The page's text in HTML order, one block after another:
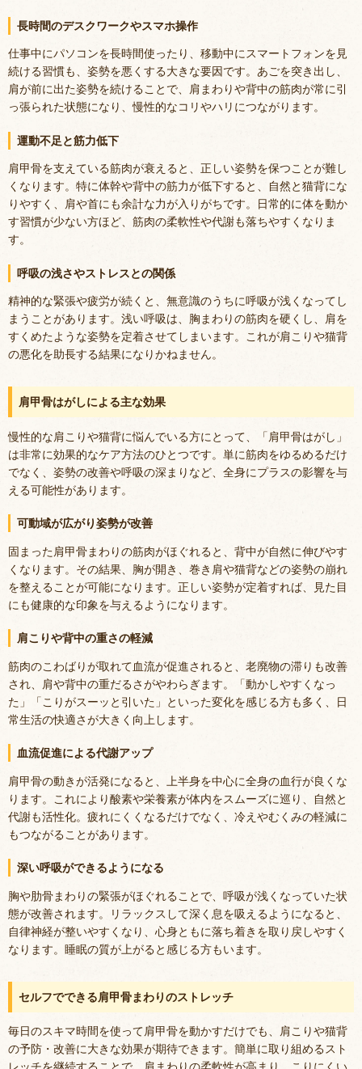
長時間のデスクワークやスマホ操作
仕事中にパソコンを長時間使ったり、移動中にスマートフォンを見
続ける習慣も、姿勢を悪くする大きな要因です。あごを突き出し、
肩が前に出た姿勢を続けることで、肩まわりや背中の筋肉が常に引
っ張られた状態になり、慢性的なコリやハリにつながります。
運動不足と筋力低下
肩甲骨を支えている筋肉が衰えると、正しい姿勢を保つことが難し
くなります。特に体幹や背中の筋力が低下すると、自然と猫背にな
りやすく、肩や首にも余計な力が入りがちです。日常的に体を動か
す習慣が少ない方ほど、筋肉の柔軟性や代謝も落ちやすくなりま
す。
呼吸の浅さやストレスとの関係
精神的な緊張や疲労が続くと、無意識のうちに呼吸が浅くなってし
まうことがあります。浅い呼吸は、胸まわりの筋肉を硬くし、肩を
すくめたような姿勢を定着させてしまいます。これが肩こりや猫背
の悪化を助長する結果になりかねません。
肩甲骨はがしによる主な効果
慢性的な肩こりや猫背に悩んでいる方にとって、「肩甲骨はがし」
は非常に効果的なケア方法のひとつです。単に筋肉をゆるめるだけ
でなく、姿勢の改善や呼吸の深まりなど、全身にプラスの影響を与
える可能性があります。
可動域が広がり姿勢が改善
固まった肩甲骨まわりの筋肉がほぐれると、背中が自然に伸びやす
くなります。その結果、胸が開き、巻き肩や猫背などの姿勢の崩れ
を整えることが可能になります。正しい姿勢が定着すれば、見た目
にも健康的な印象を与えるようになります。
肩こりや背中の重さの軽減
筋肉のこわばりが取れて血流が促進されると、老廃物の滞りも改善
され、肩や背中の重だるさがやわらぎます。「動かしやすくなっ
た」「こりがスーッと引いた」といった変化を感じる方も多く、日
常生活の快適さが大きく向上します。
血流促進による代謝アップ
肩甲骨の動きが活発になると、上半身を中心に全身の血行が良くな
ります。これにより酸素や栄養素が体内をスムーズに巡り、自然と
代謝も活性化。疲れにくくなるだけでなく、冷えやむくみの軽減に
もつながることがあります。
深い呼吸ができるようになる
胸や肋骨まわりの緊張がほぐれることで、呼吸が浅くなっていた状
態が改善されます。リラックスして深く息を吸えるようになると、
自律神経が整いやすくなり、心身ともに落ち着きを取り戻しやすく
なります。睡眠の質が上がると感じる方もいます。
セルフでできる肩甲骨まわりのストレッチ
毎日のスキマ時間を使って肩甲骨を動かすだけでも、肩こりや猫背
の予防・改善に大きな効果が期待できます。簡単に取り組めるスト